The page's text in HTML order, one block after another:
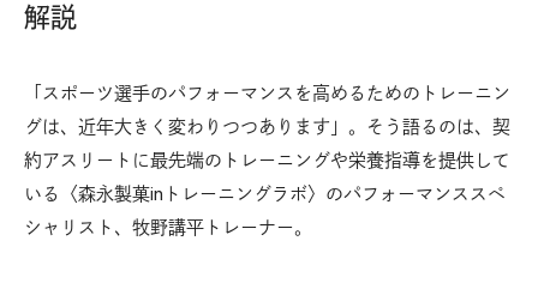
解説
「スポーツ選手のパフォーマンスを高めるためのトレーニン
グは、近年大きく変わりつつあります」。そう語るのは、契
約アスリートに最先端のトレーニングや栄養指導を提供して
いる〈森永製菓inトレーニングラボ〉のパフォーマンススペ
シャリスト、牧野講平トレーナー。